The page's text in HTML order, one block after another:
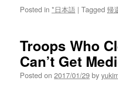
Posted in *日本語 | Tagged 帰
Troops Who
Can’t Get
Posted on 2017/01/29by